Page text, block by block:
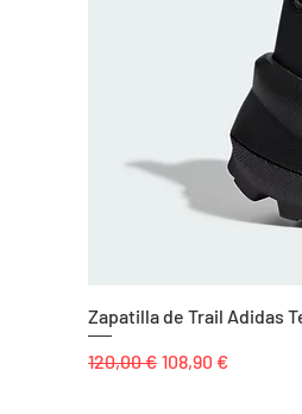
Zapatilla de Trail Adidas
Precio
120,00 € Precio de oferta
108,90 €